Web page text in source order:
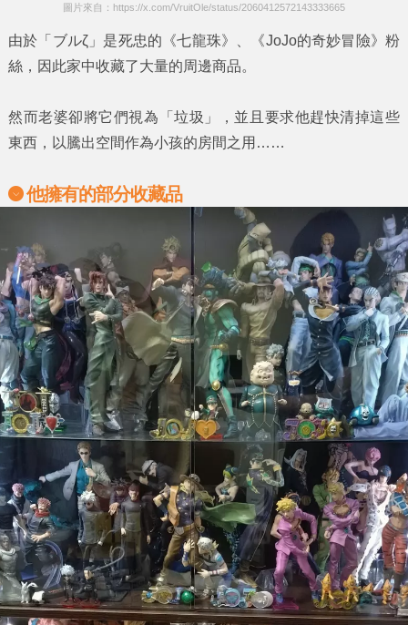
圖片來自：https://x.com/VruitOle/status/2060412572143333665
由於 「ブルζ」 是死忠的 《七龍珠》 《JoJo的奇妙冒險》粉
絲，因此家中收藏了大量的周邊商品。
然而老婆卻將它們視為 「垃圾」
，並且要求他趕快清掉這些
東西，以騰出空間作為小孩的房間之用……
他擁有的部分收藏品